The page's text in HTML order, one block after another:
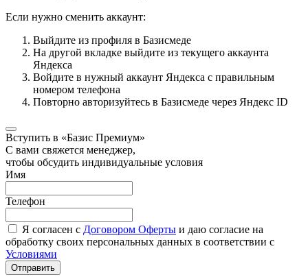
Если нужно сменить аккаунт:
Выйдите из профиля в Базисмеде
На другой вкладке выйдите из текущего аккаунта
Яндекса
Войдите в нужный аккаунт Яндекса с правильным
номером телефона
Повторно авторизуйтесь в Базисмеде через Яндекс ID
Вступить в «Базис Премиум»
С вами свяжется менеджер,
чтобы обсудить индивидуальные условия
Имя
Телефон
Я согласен с Договором Оферты и даю согласие на
обработку своих персональных данных в соответствии с
Условиями
Отправить